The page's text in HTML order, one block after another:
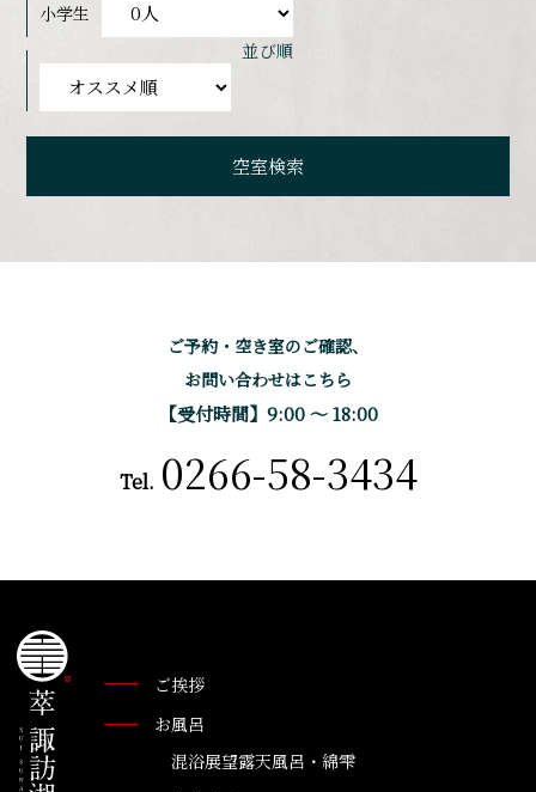
小学生
並び順
ご予約・空き室のご確認、
お問い合わせはこちら
【受付時間】9:00 〜 18:00
Tel. 0266-58-3434
ご挨拶
お風呂
混浴展望露天風呂・綿雫